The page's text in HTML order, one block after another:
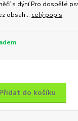
s dýní Pro dospělé
obsah... celý popis
Přidat do košíku